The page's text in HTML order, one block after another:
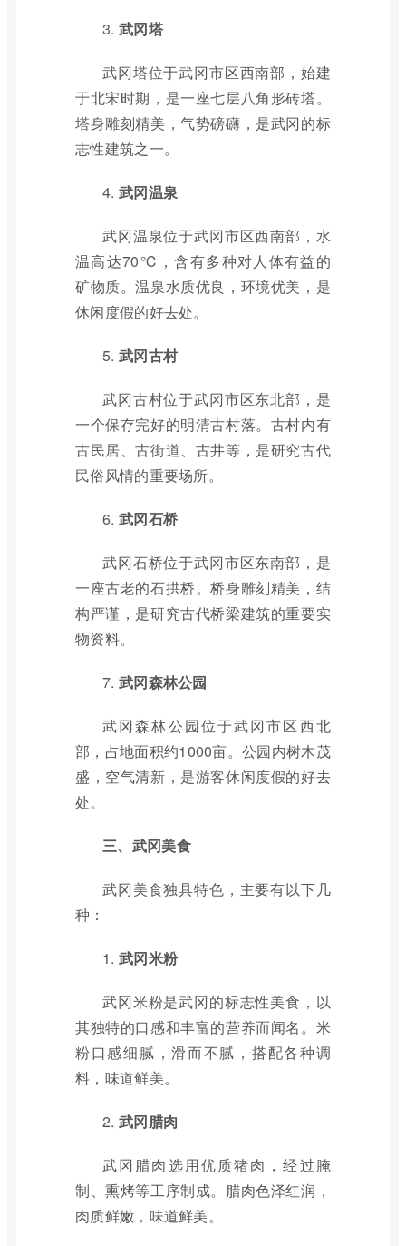
3. 武冈塔
武冈塔位于武冈市区西南部，始建
于北宋时期，是一座七层八角形砖塔。
塔身雕刻精美，气势磅礴，是武冈的标
志性建筑之一。
4. 武冈温泉
武冈温泉位于武冈市区西南部，水
温高达70℃，含有多种对人体有益的
矿物质。温泉水质优良，环境优美，是
休闲度假的好去处。
5. 武冈古村
武冈古村位于武冈市区东北部，是
一个保存完好的明清古村落。古村内有
古民居、古街道、古井等，是研究古代
民俗风情的重要场所。
6. 武冈石桥
武冈石桥位于武冈市区东南部，是
一座古老的石拱桥。桥身雕刻精美，结
构严谨，是研究古代桥梁建筑的重要实
物资料。
7. 武冈森林公园
武冈森林公园位于武冈市区西北
部，占地面积约1000亩。公园内树木茂
盛，空气清新，是游客休闲度假的好去
处。
三、武冈美食
武冈美食独具特色，主要有以下几
种：
1. 武冈米粉
武冈米粉是武冈的标志性美食，以
其独特的口感和丰富的营养而闻名。米
粉口感细腻，滑而不腻，搭配各种调
料，味道鲜美。
2. 武冈腊肉
武冈腊肉选用优质猪肉，经过腌
制、熏烤等工序制成。腊肉色泽红润，
肉质鲜嫩，味道鲜美。